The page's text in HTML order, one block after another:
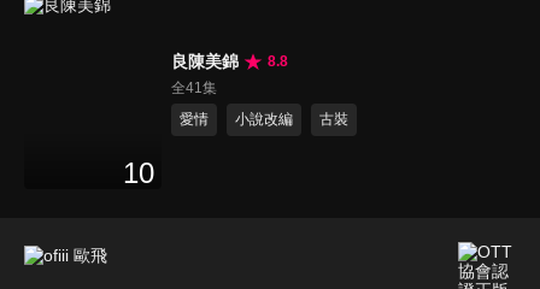
10
良陳美錦
8.8
全41集
愛情
小說改編 古裝